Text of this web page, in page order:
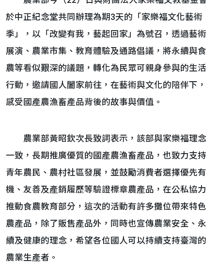
於中正紀念堂共同辦理為期3天的「家樂福文化藝術
季」，以「改變有我，藝起回家」為號召，透過藝術
展演、農業市集、教育體驗及通路倡議，將永續與食
農等看似艱深的議題，轉化為民眾可親身參與的生活
行動，邀請國人闔家前往，在藝術與文化的陪伴下，
感受國產農漁畜產品背後的故事與價值。
農業部黃昭欽次長致詞表示，該部與家樂福理念
一致，長期推廣優質的國產農漁畜產品，也致力支持
青年農民、農村社區發展，並鼓勵消費者選擇優先有
機、友善及產銷履歷等驗證標章農產品，在公私協力
推動食農教育部分，這次的活動有許多攤位帶來特色
農產品，除了販售產品外，同時也宣傳農業安全、永
續及健康的理念，希望各位國人可以持續支持臺灣的
農業生產者。